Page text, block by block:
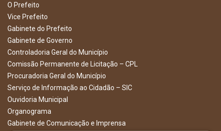
O Prefeito
Vice Prefeito
Gabinete do Prefeito
Gabinete de Governo
Controladoria Geral do Município
Comissão Permanente de Licitação – CPL
Procuradoria Geral do Município
Serviço de Informação ao Cidadão – SIC
Ouvidoria Municipal
Organograma
Gabinete de Comunicação e Imprensa